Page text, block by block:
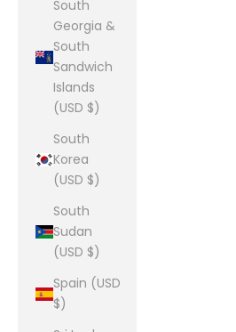
South
Georgia &
South
Sandwich
Islands
(USD $)
South
Korea
(USD $)
South
Sudan
(USD $)
Spain (USD
$)